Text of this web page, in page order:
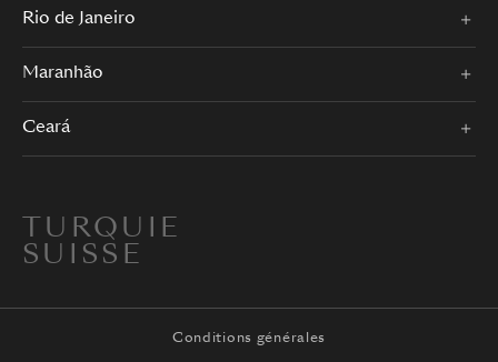
Rio de Janeiro
Maranhão
Ceará
TURQUIE
SUISSE
Conditions générales